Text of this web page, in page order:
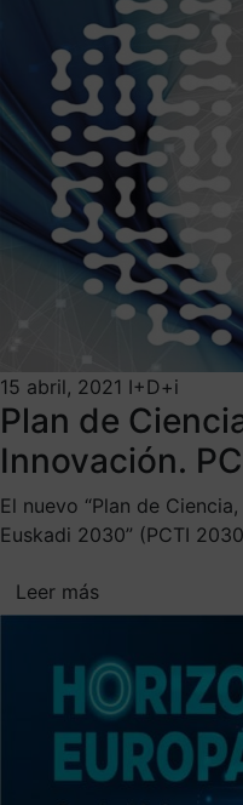
15 abril, 2021 I+D+i
Plan de
Innovación.
El nuevo “Plan de
Euskadi 2030” (PCTI
Leer más